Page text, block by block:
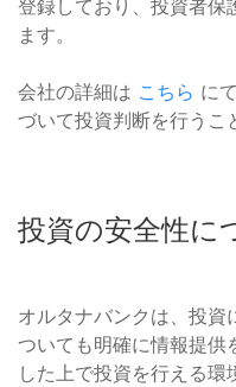
登録しており、投資者保
ます。
会社の詳細は こちら に
づいて投資判断を行うこ
投資の安全性に
オルタナバンクは、投資
ついても明確に情報提供
した上で投資を行える環